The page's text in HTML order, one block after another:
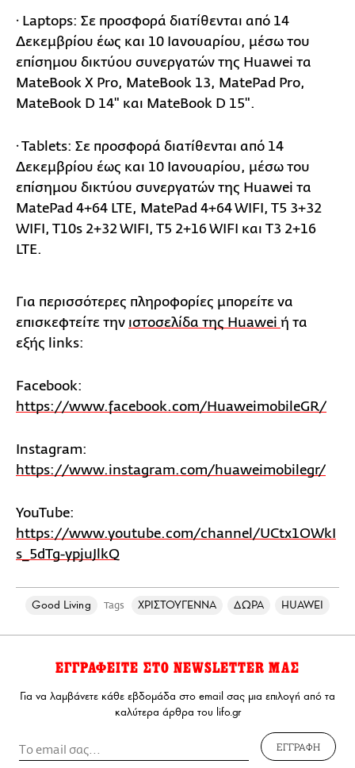
· Laptops: Σε προσφορά διατίθενται από 14
Δεκεμβρίου έως και 10 Ιανουαρίου, μέσω του
επίσημου δικτύου συνεργατών της Huawei τα
MateBook X Pro, MateBook 13, MatePad Pro,
MateBook D 14" και MateBook D 15".
· Tablets: Σε προσφορά διατίθενται από 14
Δεκεμβρίου έως και 10 Ιανουαρίου, μέσω του
επίσημου δικτύου συνεργατών της Huawei τα
MatePad 4+64 LTE, MatePad 4+64 WIFI, T5 3+32
WIFI, T10s 2+32 WIFI, T5 2+16 WIFI και T3 2+16
LTE.
Για περισσότερες πληροφορίες μπορείτε να
επισκεφτείτε την ιστοσελίδα της Huawei ή τα
εξής links:
Facebook:
https://www.facebook.com/HuaweimobileGR/
Instagram:
https://www.instagram.com/huaweimobilegr/
YouTube:
https://www.youtube.com/channel/UCtx1OWkI
s_5dTg-ypjuJlkQ
Good Living Tags ΧΡΙΣΤΟΥΓΕΝΝΑ ΔΩΡΑ HUAWEI
ΕΓΓΡΑΦΕΙΤΕ ΣΤΟ NEWSLETTER ΜΑΣ
Για να λαμβάνετε κάθε εβδομάδα στο email σας μια επιλογή από τα
καλύτερα άρθρα του lifo.gr
ΕΓΓΡΑΦΗ